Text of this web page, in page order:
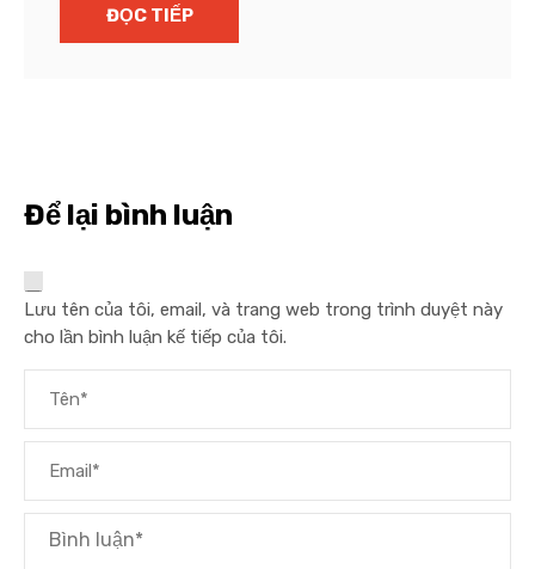
ĐỌC TIẾP
Để lại bình luận
Lưu tên của tôi, email, và trang web trong trình duyệt này
cho lần bình luận kế tiếp của tôi.